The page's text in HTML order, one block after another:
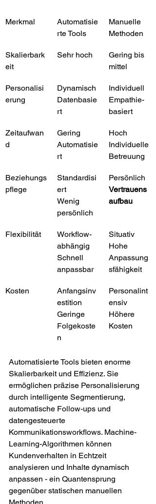
Merkmal
Automatisie
rte Tools
Manuelle
Methoden
Skalierbark
eit
Sehr hoch
Gering bis
mittel
Personalisi
erung
Dynamisch
Datenbasie
rt
Individuell
Empathie-
basiert
Zeitaufwan
d
Gering
Automatisie
rt
Hoch
Individuelle
Betreuung
Beziehungs
pflege
Standardisi
ert
Wenig
persönlich
Persönlich
Vertrauens
aufbau
Flexibilität
Workflow-
abhängig
Schnell
anpassbar
Situativ
Hohe
Anpassung
sfähigkeit
Kosten
Anfangsinv
estition
Geringe
Folgekoste
n
Personalint
ensiv
Höhere
Kosten
Automatisierte Tools bieten enorme
Skalierbarkeit und Effizienz. Sie
ermöglichen präzise Personalisierung
durch intelligente Segmentierung,
automatische Follow-ups und
datengesteuerte
Kommunikationsworkflows. Machine-
Learning-Algorithmen können
Kundenverhalten in Echtzeit
analysieren und Inhalte dynamisch
anpassen - ein Quantensprung
gegenüber statischen manuellen